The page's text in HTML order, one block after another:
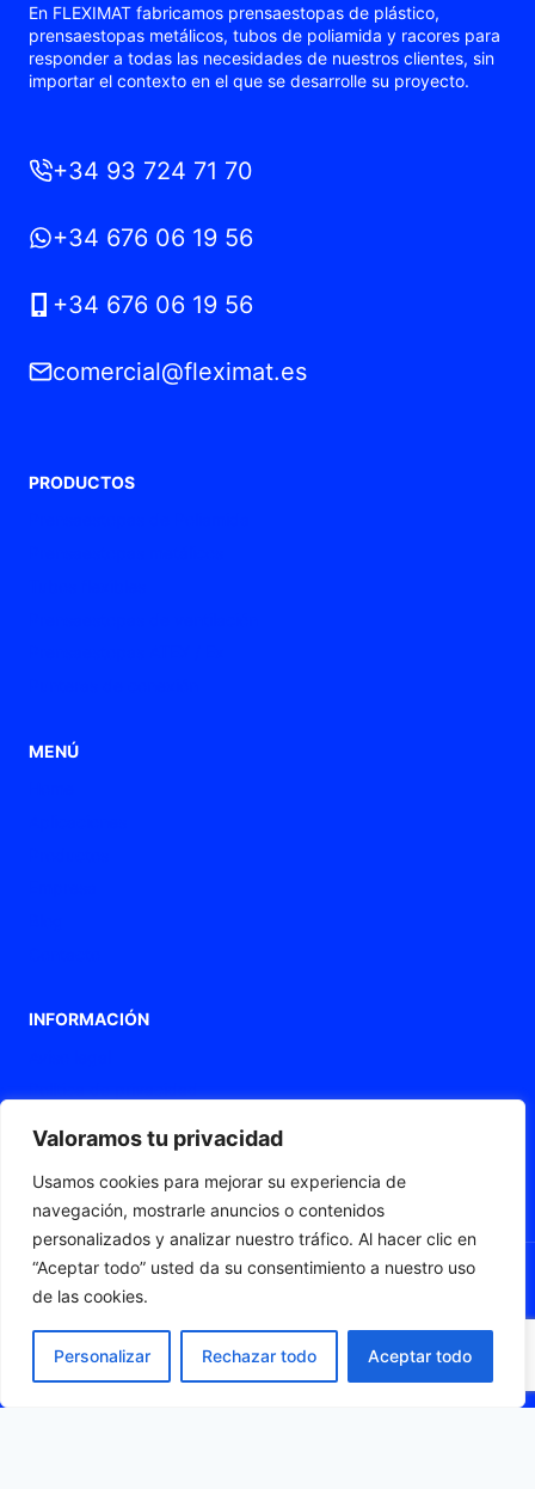
Valoramos tu privacidad
Usamos cookies para mejorar su experiencia de
navegación, mostrarle anuncios o contenidos
personalizados y analizar nuestro tráfico. Al hacer clic en
“Aceptar todo” usted da su consentimiento a nuestro uso
de las cookies.
Personalizar Rechazar todo Aceptar todo
En FLEXIMAT fabricamos prensaestopas de plástico,
prensaestopas metálicos, tubos de poliamida y racores para
responder a todas las necesidades de nuestros clientes, sin
importar el contexto en el que se desarrolle su proyecto.
+34 93 724 71 70
+34 676 06 19 56
+34 676 06 19 56
comercial@fleximat.es
PRODUCTOS
MENÚ
INFORMACIÓN
Declaración de accesibilidad
Mapa web
© 2026 Fleximat